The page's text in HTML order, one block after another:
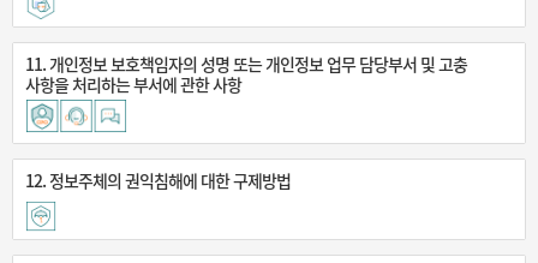
11. 개인정보 보호책임자의 성명 또는 개인정보 업무 담당부서 및 고충
사항을 처리하는 부서에 관한 사항
12. 정보주체의 권익침해에 대한 구제방법